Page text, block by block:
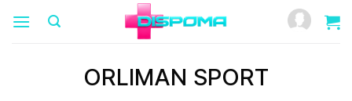
ORLIMAN SPORT